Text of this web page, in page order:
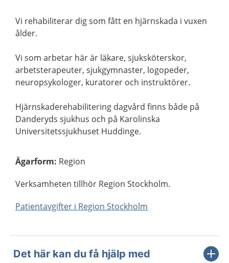
Vi rehabiliterar dig som fått en hjärnskada i vuxen
ålder.
Vi som arbetar här är läkare, sjuksköterskor,
arbetsterapeuter, sjukgymnaster, logopeder,
neuropsykologer, kuratorer och instruktörer.
Hjärnskaderehabilitering dagvård finns både på
Danderyds sjukhus och på Karolinska
Universitetssjukhuset Huddinge.
Ägarform: Region
Verksamheten tillhör Region Stockholm.
Patientavgifter i Region Stockholm
Det här kan du få hjälp med